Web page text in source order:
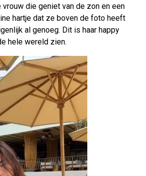
die geniet van de zon en een
hartje dat ze boven de foto heeft
al genoeg. Dit is haar happy
hele wereld zien.